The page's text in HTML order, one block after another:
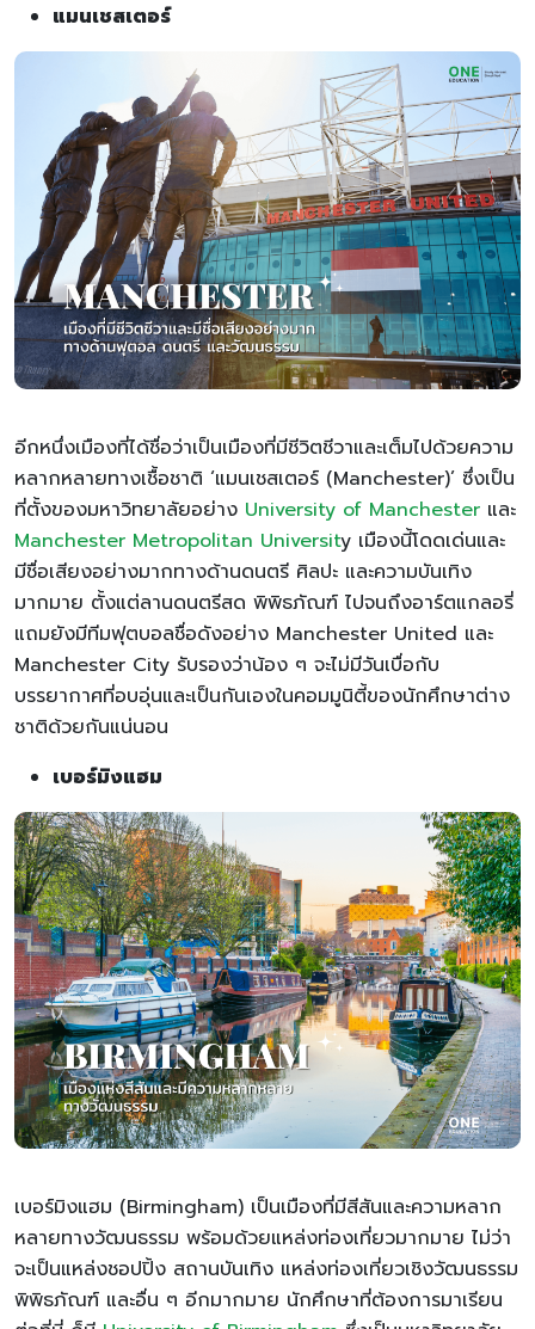
แมนเชสเตอร์
อีกหนึ่งเมืองที่ได้ชื่อว่าเป็นเมืองที่มีชีวิตชีวาและเต็มไปด้วยความ
หลากหลายทางเชื้อชาติ ‘แมนเชสเตอร์ (Manchester)’ ซึ่งเป็น
ที่ตั้งของมหาวิทยาลัยอย่าง University of Manchester และ
Manchester Metropolitan University เมืองนี้โดดเด่นและ
มีชื่อเสียงอย่างมากทางด้านดนตรี ศิลปะ และความบันเทิง
มากมาย ตั้งแต่ลานดนตรีสด พิพิธภัณฑ์ ไปจนถึงอาร์ตแกลอรี่
แถมยังมีทีมฟุตบอลชื่อดังอย่าง Manchester United และ
Manchester City รับรองว่าน้อง ๆ จะไม่มีวันเบื่อกับ
บรรยากาศที่อบอุ่นและเป็นกันเองในคอมมูนิตี้ของนักศึกษาต่าง
ชาติด้วยกันแน่นอน
เบอร์มิงแฮม
เบอร์มิงแฮม (Birmingham) เป็นเมืองที่มีสีสันและความหลาก
หลายทางวัฒนธรรม พร้อมด้วยแหล่งท่องเที่ยวมากมาย ไม่ว่า
จะเป็นแหล่งชอปปิ้ง สถานบันเทิง แหล่งท่องเที่ยวเชิงวัฒนธรรม
พิพิธภัณฑ์ และอื่น ๆ อีกมากมาย นักศึกษาที่ต้องการมาเรียน